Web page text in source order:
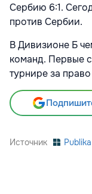
Сербию 6:1.
против Сербии.
В Дивизионе Б
команд. Первые
турнире за
Источник Publika